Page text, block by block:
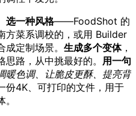
选一种风格——FoodShot 的
方菜系调校的，或用 Builder
定制场景。 生成多个变体，
路，从中挑最好的。 用一句
暖色调、让脆皮更酥、提亮背
份4K、可打印的文件，用于